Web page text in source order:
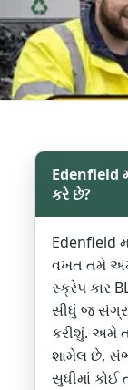
Edenfield
કરે છે?
Edenfield
વખત તમે
સ્ક્રેપ કાર
સીધું જ
કરીશું. અમે
શામેલ છે,
સુધીમાં કોઈ